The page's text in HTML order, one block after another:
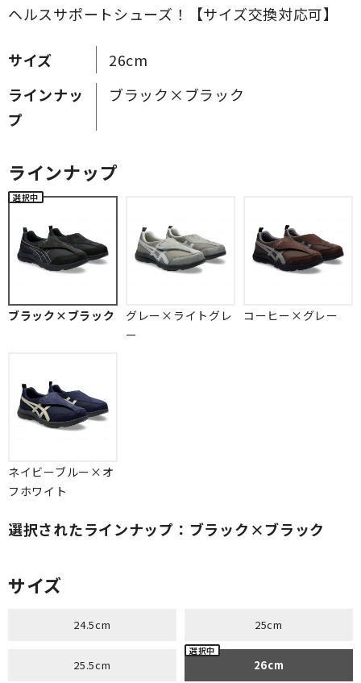
ヘルスサポートシューズ！【サイズ交換対応可】
サイズ
26cm
ラインナッ
プ
ブラック×ブラック
ラインナップ
ブラック×ブラック
グレー×ライトグレ
ー
コーヒー×グレー
ネイビーブルー×オ
フホワイト
選択されたラインナップ：ブラック×ブラック
サイズ
24.5cm 25cm
25.5cm 26cm